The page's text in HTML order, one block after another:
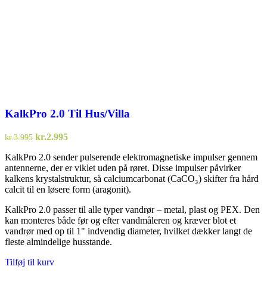
KalkPro 2.0 Til Hus/Villa
kr.3.995 Den
pris
var:
kr.3.995.
kr.2.995Den
pris
er:
kr.2.995.
KalkPro 2.0 sender pulserende elektromagnetiske impulser gennem
antennerne, der er viklet uden på røret. Disse impulser påvirker
kalkens krystalstruktur, så calciumcarbonat (CaCO₃) skifter fra hård
calcit til en løsere form (aragonit).
KalkPro 2.0 passer til alle typer vandrør – metal, plast og PEX. Den
kan monteres både før og efter vandmåleren og kræver blot et
vandrør med op til 1" indvendig diameter, hvilket dækker langt de
fleste almindelige husstande.
Tilføj til kurv